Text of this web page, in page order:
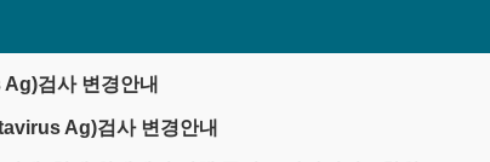
검사 변경안내
Ag)검사 변경안내